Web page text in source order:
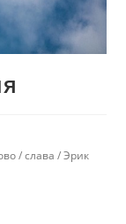
/ слава / Эрик